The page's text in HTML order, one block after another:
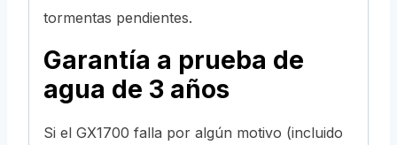
tormentas pendientes.
Garantía a prueba de
agua de 3 años
Si el GX1700 falla por algún motivo (incluido